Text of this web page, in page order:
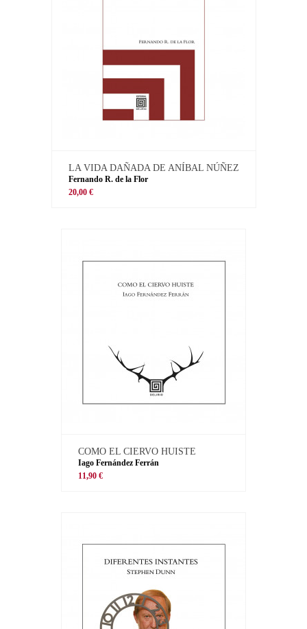
LA VIDA DAÑADA DE ANÍBAL NÚÑEZ
Fernando R. de la Flor
20,00 €
COMO EL CIERVO HUISTE
Iago Fernández Ferrán
11,90 €